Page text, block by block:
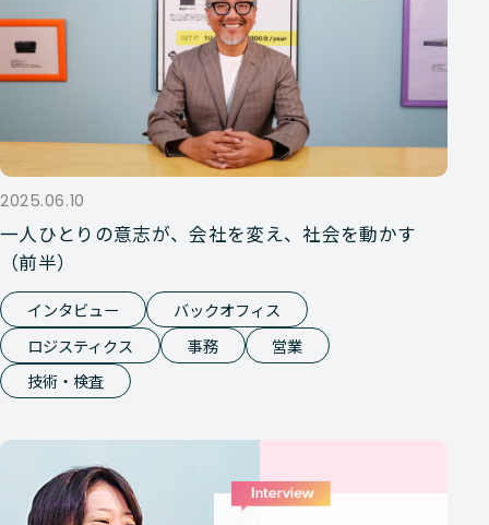
2025.06.10
一人ひとりの意志が、会社を変え、社会を動かす
（前半）
インタビュー
バックオフィス
ロジスティクス
事務
営業
技術・検査